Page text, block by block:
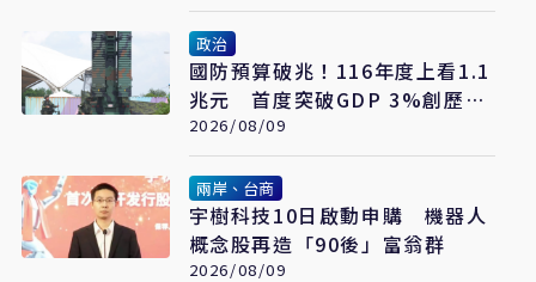
政治
國防預算破兆！116年度上看1.1
兆元 首度突破GDP 3%創歷史
新高
2026/08/09
兩岸、台商
宇樹科技10日啟動申購 機器人
概念股再造「90後」富翁群
2026/08/09